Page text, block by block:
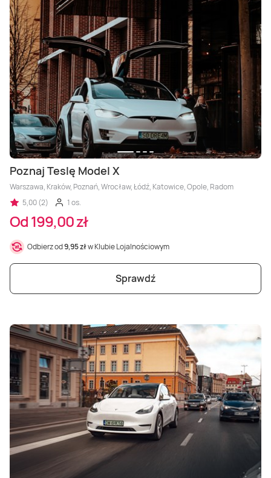
Poznaj Teslę Model X
Warszawa, Kraków, Poznań, Wrocław, Łódź, Katowice, Opole, Radom
5,00 (2)
1 os.
Od 199,00 zł
Odbierz od9,95 złw Klubie Lojalnościowym
Sprawdź